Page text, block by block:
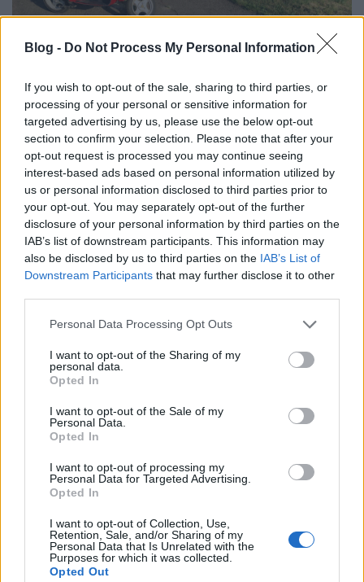
Blog - Do Not Process My Personal Information
If you wish to opt-out of the sale, sharing to third parties, or
processing of your personal or sensitive information for
targeted advertising by us, please use the below opt-out
section to confirm your selection. Please note that after your
opt-out request is processed you may continue seeing
interest-based ads based on personal information utilized by
us or personal information disclosed to third parties prior to
your opt-out. You may separately opt-out of the further
disclosure of your personal information by third parties on the
IAB’s list of downstream participants. This information may
also be disclosed by us to third parties on the IAB’s List of
Downstream Participants that may further disclose it to other
Please note that this website/app uses one or more Google
not limited to your visit or usage behaviour. You may click to
grant or deny consent to Google and its third-party tags to
use your data for below specified purposes in below Google
consent section.
Personal Data Processing Opt Outs
I want to opt-out of the Sharing of my
personal data.
Opted In
I want to opt-out of the Sale of my
Personal Data.
Opted In
I want to opt-out of processing my
Personal Data for Targeted Advertising.
Opted In
I want to opt-out of Collection, Use,
Retention, Sale, and/or Sharing of my
Personal Data that Is Unrelated with the
Purposes for which it was collected.
Opted Out
Rendhagyó módon egy dupla premier első részének
lehettek most tanúi. AFangler'sTisztulcímű
lemezének címadó dalához ugyanis nagyjából ...
Tisztul – Hallgasd meg a Fangler’s
bemutatkozó albumát!
Dalról dalra
Lángoló Gitárok •2018. április 12.